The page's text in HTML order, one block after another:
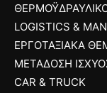
LOGISTICS &
ΕΡΓΟΤΑΞΙΑΚΑ
ΜΕΤΑΔΟΣΗ
CAR & TRUCK